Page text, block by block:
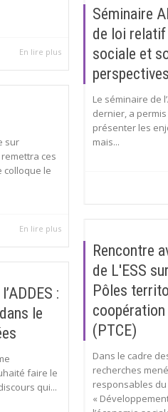
En lire plus
Séminaire
de loi relatif
sociale et
perspectives
Le séminaire de
dernier, a
présenter les
mais...
sur
remettra ces
colloque le
En lire plus
Rencontre
de L'ESS
Pôles
(PTCE)
Dans le cadre
recherches
responsables
«
:
le
faire le
qui...